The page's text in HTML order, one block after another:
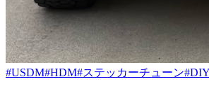
#USDM#HDM#ステッカーチューン#DIY